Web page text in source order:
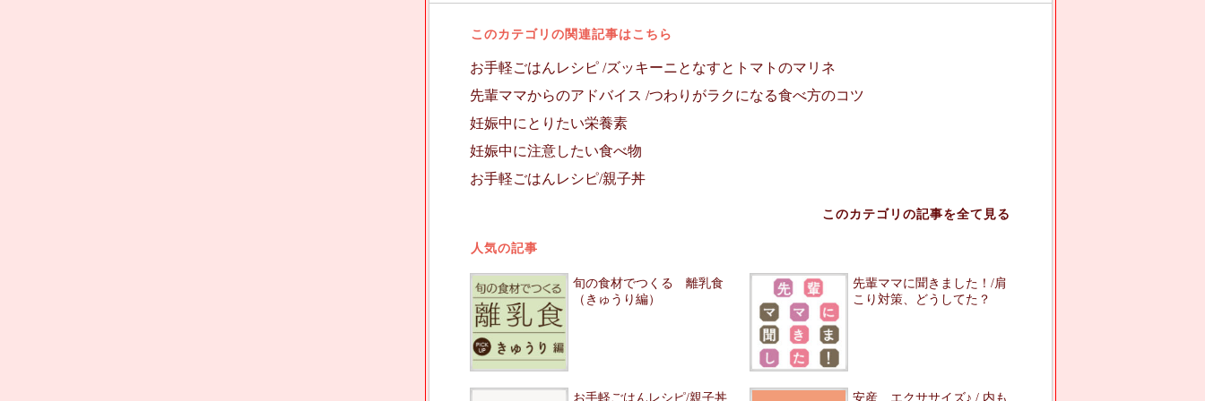
このカテゴリの関連記事はこちら
お手軽ごはんレシピ /ズッキーニとなすとトマトのマリネ
先輩ママからのアドバイス /つわりがラクになる食べ方のコツ
妊娠中にとりたい栄養素
妊娠中に注意したい食べ物
お手軽ごはんレシピ/親子丼
このカテゴリの記事を全て見る
人気の記事
旬の食材でつくる 離乳食
（きゅうり編）
先輩ママに聞きました！/肩
こり対策、どうしてた？
お手軽ごはんレシピ/親子丼 安産 エクササイズ♪ / 内も